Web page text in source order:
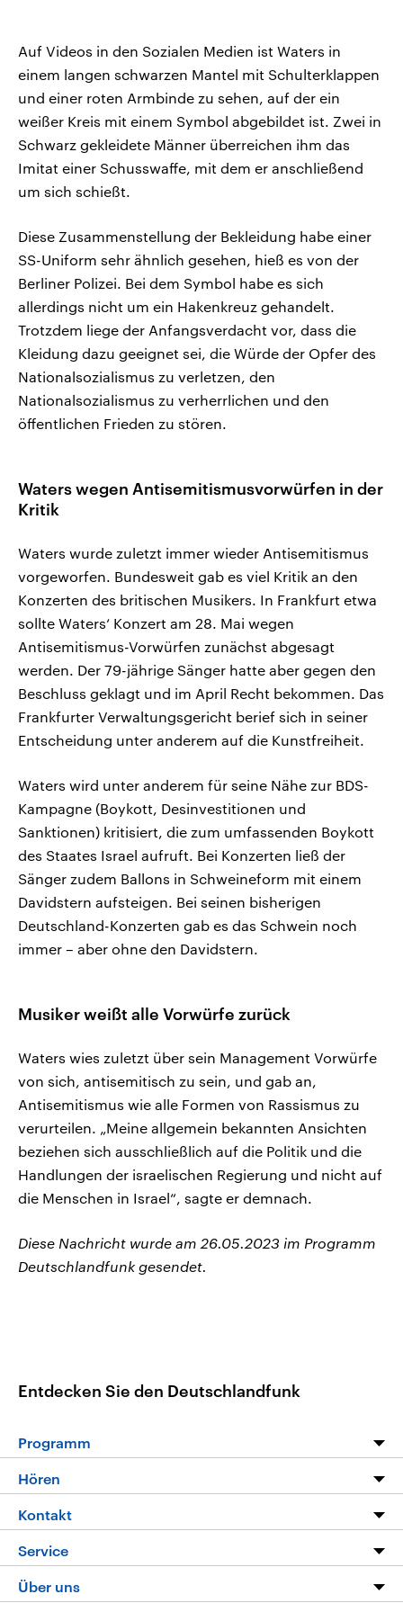
Auf Videos in den Sozialen Medien ist Waters in
einem langen schwarzen Mantel mit Schulterklappen
und einer roten Armbinde zu sehen, auf der ein
weißer Kreis mit einem Symbol abgebildet ist. Zwei in
Schwarz gekleidete Männer überreichen ihm das
Imitat einer Schusswaffe, mit dem er anschließend
um sich schießt.
Diese Zusammenstellung der Bekleidung habe einer
SS-Uniform sehr ähnlich gesehen, hieß es von der
Berliner Polizei. Bei dem Symbol habe es sich
allerdings nicht um ein Hakenkreuz gehandelt.
Trotzdem liege der Anfangsverdacht vor, dass die
Kleidung dazu geeignet sei, die Würde der Opfer des
Nationalsozialismus zu verletzen, den
Nationalsozialismus zu verherrlichen und den
öffentlichen Frieden zu stören.
Waters wegen Antisemitismusvorwürfen in der
Kritik
Waters wurde zuletzt immer wieder Antisemitismus
vorgeworfen. Bundesweit gab es viel Kritik an den
Konzerten des britischen Musikers. In Frankfurt etwa
sollte Waters‘ Konzert am 28. Mai wegen
Antisemitismus-Vorwürfen zunächst abgesagt
werden. Der 79-jährige Sänger hatte aber gegen den
Beschluss geklagt und im April Recht bekommen. Das
Frankfurter Verwaltungsgericht berief sich in seiner
Entscheidung unter anderem auf die Kunstfreiheit.
Waters wird unter anderem für seine Nähe zur BDS-
Kampagne (Boykott, Desinvestitionen und
Sanktionen) kritisiert, die zum umfassenden Boykott
des Staates Israel aufruft. Bei Konzerten ließ der
Sänger zudem Ballons in Schweineform mit einem
Davidstern aufsteigen. Bei seinen bisherigen
Deutschland-Konzerten gab es das Schwein noch
immer – aber ohne den Davidstern.
Musiker weißt alle Vorwürfe zurück
Waters wies zuletzt über sein Management Vorwürfe
von sich, antisemitisch zu sein, und gab an,
Antisemitismus wie alle Formen von Rassismus zu
verurteilen. „Meine allgemein bekannten Ansichten
beziehen sich ausschließlich auf die Politik und die
Handlungen der israelischen Regierung und nicht auf
die Menschen in Israel“, sagte er demnach.
Diese Nachricht wurde am 26.05.2023 im Programm
Deutschlandfunk gesendet.
Entdecken Sie den Deutschlandfunk
Programm
Programm
Die Nachrichten
Nachrichtenleicht
Neue Beiträge auf dlf.de
Hören
Livestream
Podcasts
Deutschlandfunk App
Kontakt
Hörerservice
Service
FAQ
Über uns